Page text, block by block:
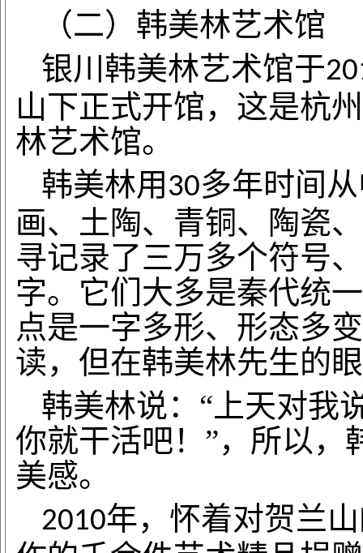
（二）韩美林艺术馆
银川韩美林艺术馆于
山下正式开馆，这是杭
林艺术馆。
韩美林用 30多年时间
画、土陶、青铜、陶瓷
寻记录了三万多个符号
字。它们大多是秦代统
点是一字多形、形态多
读，但在韩美林先生的
韩美林说： “上天对我
你就干活吧！”，所以，
美感。
2010年，怀着对贺兰